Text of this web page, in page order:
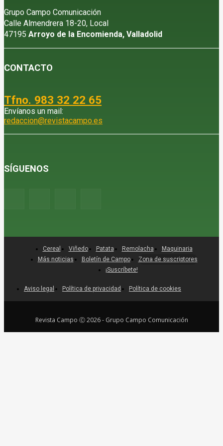
Grupo Campo Comunicación
Calle Almendrera 18-20, Local
47195 Arroyo de la Encomienda, Valladolid
CONTACTO
Tfno. 983 32 22 65
Envíanos un mail:
redaccion@revistacampo.es
SÍGUENOS
Aviso legal Política de privacidad Política de cookies
Cereal Viñedo Patata Remolacha
Maquinaria
Más noticias
Boletín de Campo
Zona de suscriptores
¡Suscríbete!
Revista Campo Ⓒ 2026 - Grupo Campo Comunicación